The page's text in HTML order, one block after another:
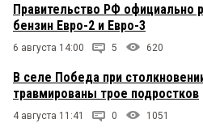
Правительство РФ официально
бензин Евро-2 и Евро-3
6 августа 14:00 5 620
В селе Победа при
травмированы трое подростков
4 августа 11:41 0 1051